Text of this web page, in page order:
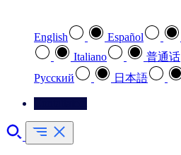
English Español
Italiano
普通话
Pусский
日本語